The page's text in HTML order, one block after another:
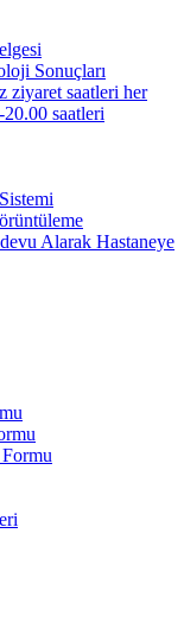
Sonuçları
ziyaret saatleri her
saatleri
Alarak Hastaneye